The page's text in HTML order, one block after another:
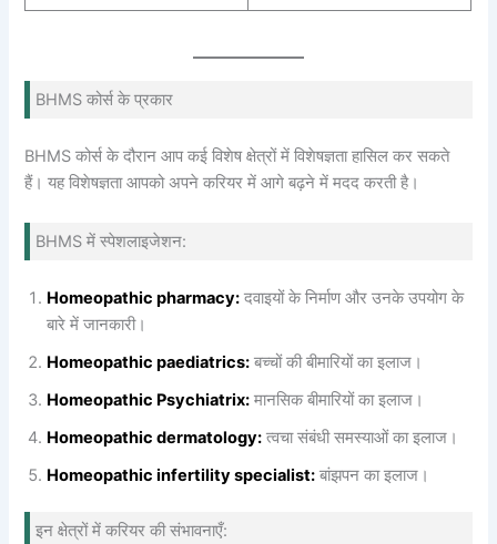
BHMS कोर्स के प्रकार
BHMS कोर्स के दौरान आप कई विशेष क्षेत्रों में विशेषज्ञता हासिल कर सकते
हैं। यह विशेषज्ञता आपको अपने करियर में आगे बढ़ने में मदद करती है।
BHMS में स्पेशलाइजेशन:
Homeopathic pharmacy: दवाइयों के निर्माण और उनके उपयोग के
बारे में जानकारी।
Homeopathic paediatrics: बच्चों की बीमारियों का इलाज।
Homeopathic Psychiatrix: मानसिक बीमारियों का इलाज।
Homeopathic dermatology: त्वचा संबंधी समस्याओं का इलाज।
Homeopathic infertility specialist: बांझपन का इलाज।
इन क्षेत्रों में करियर की संभावनाएँ: